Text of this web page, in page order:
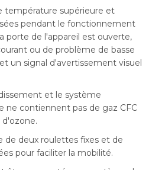
température supérieure et
pendant le fonctionnement
porte de l'appareil est ouverte,
ou de problème de basse
un signal d'avertissement visuel
et le système
ne contiennent pas de gaz CFC
de deux roulettes fixes et de
pour faciliter la mobilité.